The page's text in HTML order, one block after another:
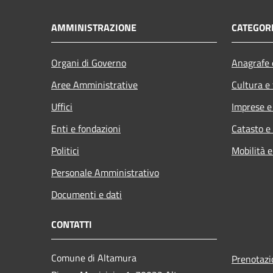
AMMINISTRAZIONE
Organi di Governo
Aree Amministrative
Uffici
Enti e fondazioni
Politici
Personale Amministrativo
Documenti e dati
Cultura
Imprese
Catasto
Mobilità
CONTATTI
Comune di Altamura